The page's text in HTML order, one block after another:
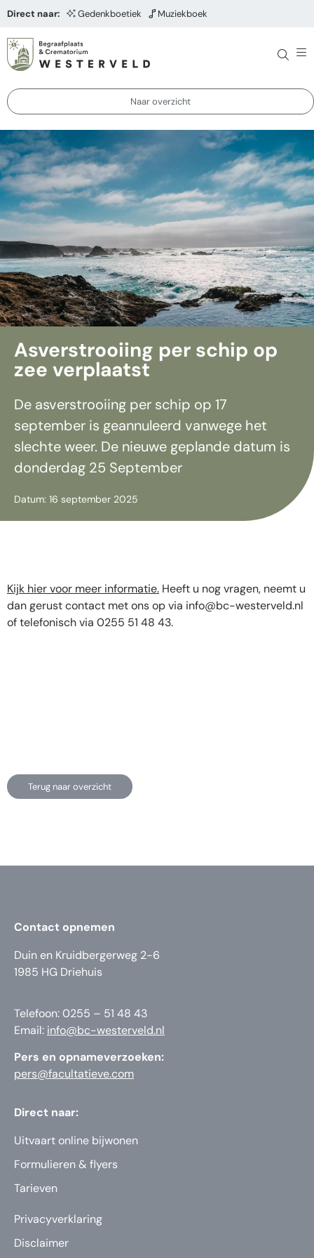
Direct naar: Gedenkboetiek Muziekboek
Naar overzicht
Asverstrooiing per schip op
zee verplaatst
De asverstrooiing per schip op 17
september is geannuleerd vanwege het
slechte weer. De nieuwe geplande datum is
donderdag 25 September
Datum: 16 september 2025
Kijk hier voor meer informatie. Heeft u nog vragen, neemt u
dan gerust contact met ons op via info@bc-westerveld.nl
of telefonisch via 0255 51 48 43.
Terug naar overzicht
Contact opnemen
Duin en Kruidbergerweg 2-6
1985 HG Driehuis
Telefoon: 0255 – 51 48 43
Email: info@bc-westerveld.nl
Pers en opnameverzoeken:
pers@facultatieve.com
Direct naar:
Uitvaart online bijwonen
Formulieren & flyers
Tarieven
Privacyverklaring
Disclaimer